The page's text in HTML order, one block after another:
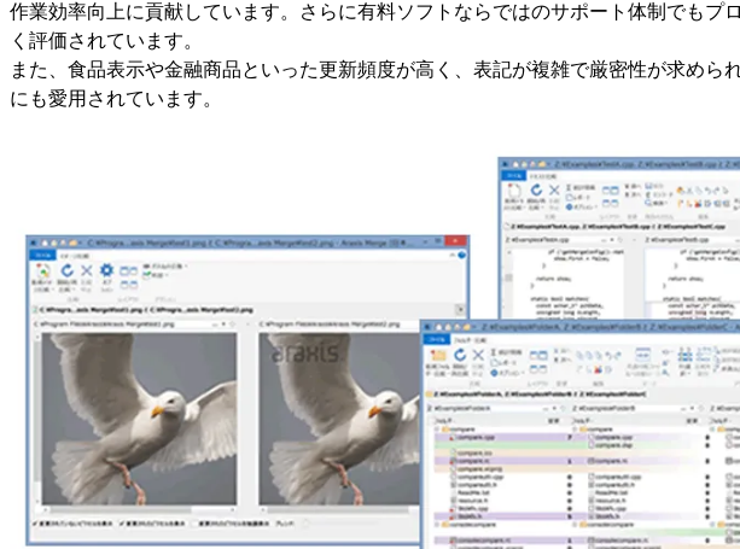
作業効率向上に貢献しています。さらに有料ソフトならではのサポート体制でもプ
く評価されています。
また、食品表示や金融商品といった更新頻度が高く、表記が複雑で厳密性が求めら
にも愛用されています。